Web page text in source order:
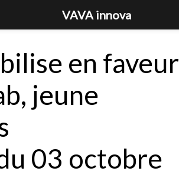
en faveur
jeune
03 octobre
VAVA innova